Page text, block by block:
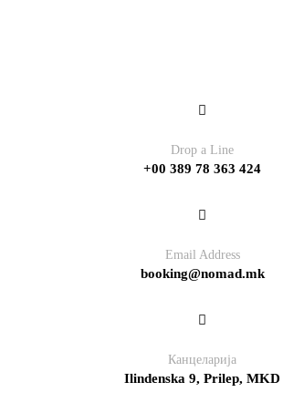
Drop a Line
+00 389 78 363 424
Email Address
booking@nomad.mk
Канцеларија
Ilindenska 9, Prilep, MKD